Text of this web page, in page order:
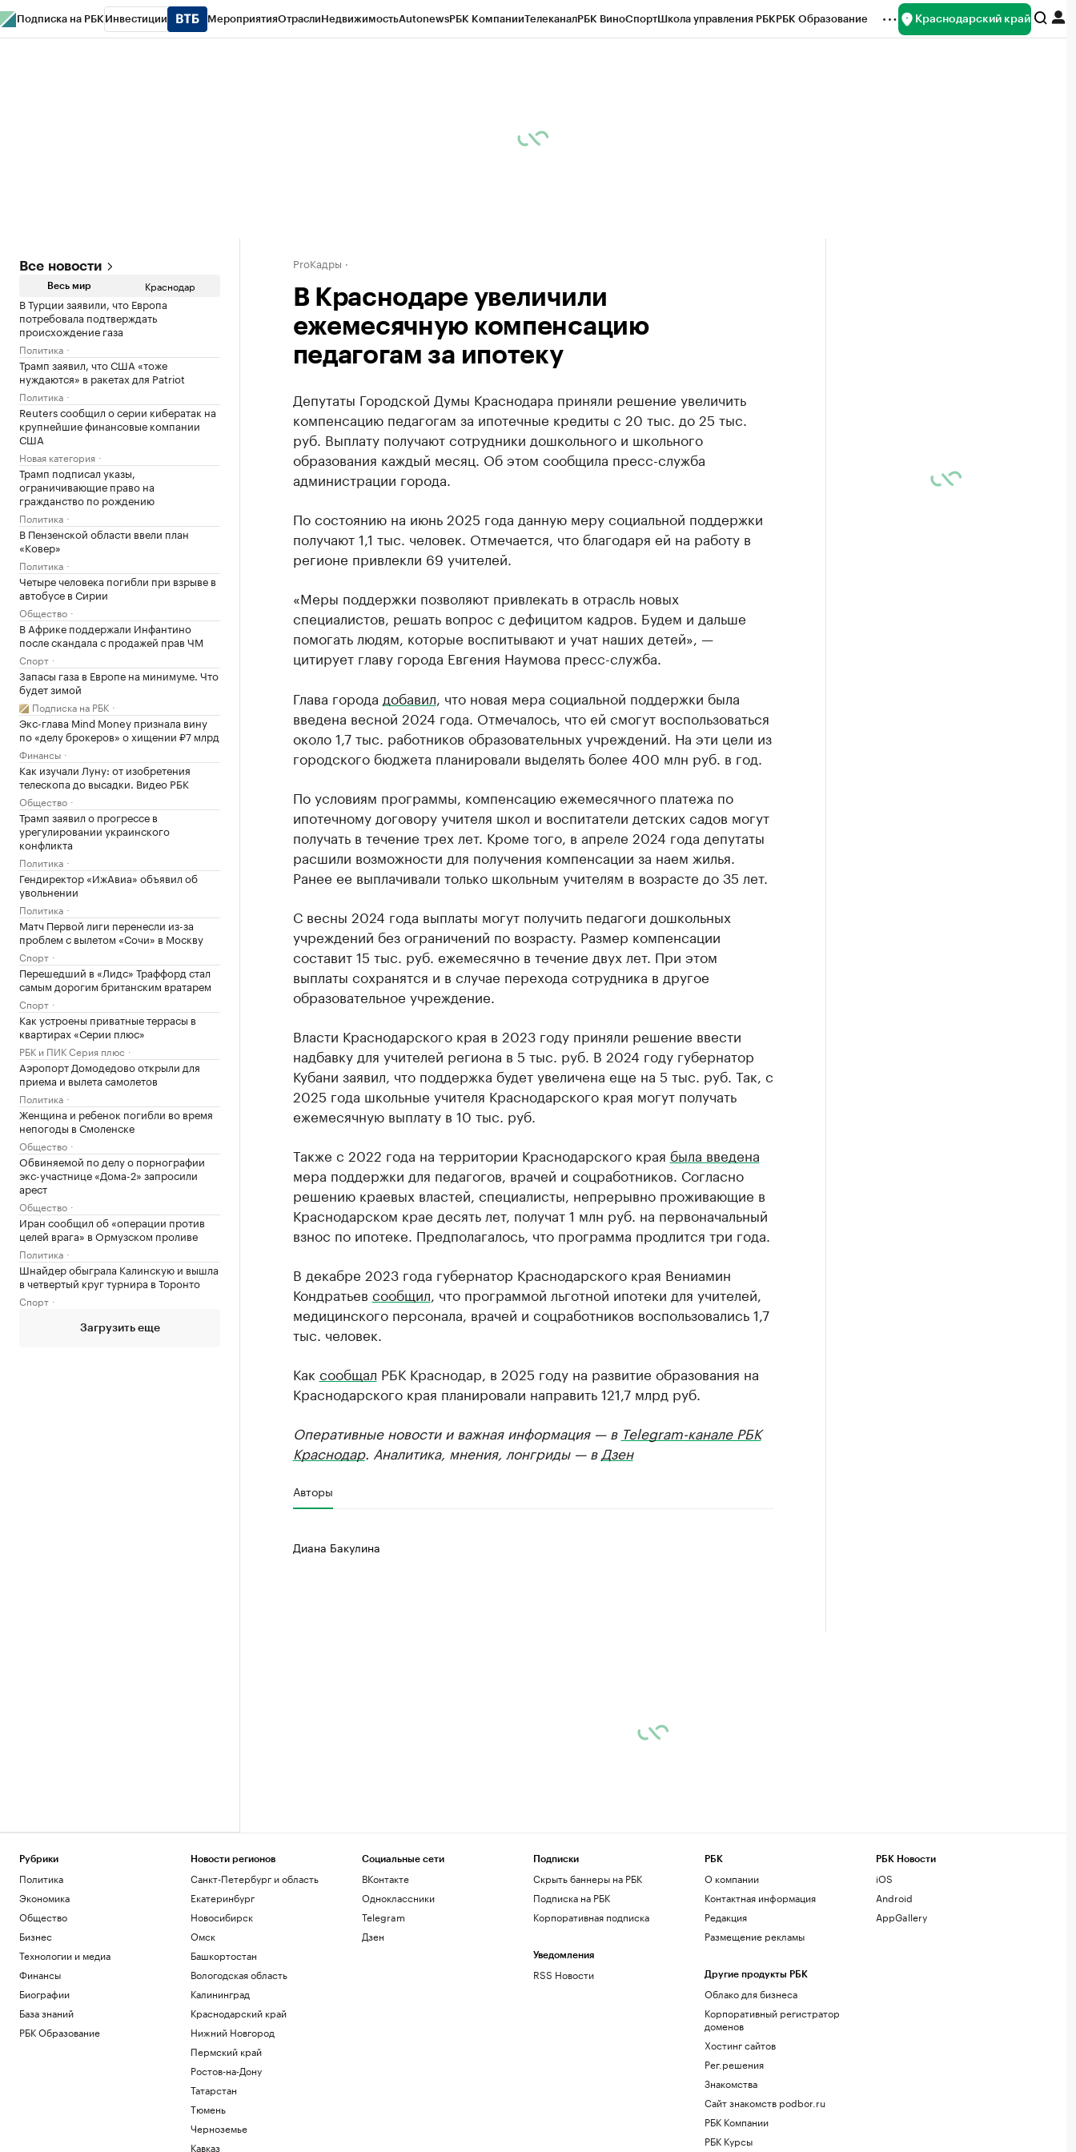
Подписка на РБК Инвестиции МероприятияОтраслиНедвижимостьAutonewsРБК КомпанииТелеканалРБК ВиноСпортШкола управления РБКРБК Образование Краснодарский край
Все новости
Весь мир Краснодар
В Турции заявили, что Европа
потребовала подтверждать
происхождение газа
Политика
Трамп заявил, что США «тоже
нуждаются» в ракетах для Patriot
Политика
Reuters сообщил о серии кибератак на
крупнейшие финансовые компании
США
Новая категория
Трамп подписал указы,
ограничивающие право на
гражданство по рождению
Политика
В Пензенской области ввели план
«Ковер»
Политика
Четыре человека погибли при взрыве в
автобусе в Сирии
Общество
В Африке поддержали Инфантино
после скандала с продажей прав ЧМ
Спорт
Запасы газа в Европе на минимуме. Что
будет зимой
Подписка на РБК
Экс-глава Mind Money признала вину
по «делу брокеров» о хищении ₽7 млрд
Финансы
Как изучали Луну: от изобретения
телескопа до высадки. Видео РБК
Общество
Трамп заявил о прогрессе в
урегулировании украинского
конфликта
Политика
Гендиректор «ИжАвиа» объявил об
увольнении
Политика
Матч Первой лиги перенесли из-за
проблем с вылетом «Сочи» в Москву
Спорт
Перешедший в «Лидс» Траффорд стал
самым дорогим британским вратарем
Спорт
Как устроены приватные террасы в
квартирах «Серии плюс»
РБК и ПИК Серия плюс
Аэропорт Домодедово открыли для
приема и вылета самолетов
Политика
Женщина и ребенок погибли во время
непогоды в Смоленске
Общество
Обвиняемой по делу о порнографии
экс-участнице «Дома-2» запросили
арест
Общество
Иран сообщил об «операции против
целей врага» в Ормузском проливе
Политика
Шнайдер обыграла Калинскую и вышла
в четвертый круг турнира в Торонто
Спорт
Загрузить еще
ProКадры
В Краснодаре увеличили
ежемесячную компенсацию
педагогам за ипотеку
Депутаты Городской Думы Краснодара приняли решение увеличить
компенсацию педагогам за ипотечные кредиты с 20 тыс. до 25 тыс.
руб. Выплату получают сотрудники дошкольного и школьного
образования каждый месяц. Об этом сообщила пресс-служба
администрации города.
По состоянию на июнь 2025 года данную меру социальной поддержки
получают 1,1 тыс. человек. Отмечается, что благодаря ей на работу в
регионе привлекли 69 учителей.
«Меры поддержки позволяют привлекать в отрасль новых
специалистов, решать вопрос с дефицитом кадров. Будем и дальше
помогать людям, которые воспитывают и учат наших детей», —
цитирует главу города Евгения Наумова пресс-служба.
Глава города добавил , что новая мера социальной поддержки была
введена весной 2024 года. Отмечалось, что ей смогут воспользоваться
около 1,7 тыс. работников образовательных учреждений. На эти цели из
городского бюджета планировали выделять более 400 млн руб. в год.
По условиям программы, компенсацию ежемесячного платежа по
ипотечному договору учителя школ и воспитатели детских садов могут
получать в течение трех лет. Кроме того, в апреле 2024 года депутаты
расшили возможности для получения компенсации за наем жилья.
Ранее ее выплачивали только школьным учителям в возрасте до 35 лет.
С весны 2024 года выплаты могут получить педагоги дошкольных
учреждений без ограничений по возрасту. Размер компенсации
составит 15 тыс. руб. ежемесячно в течение двух лет. При этом
выплаты сохранятся и в случае перехода сотрудника в другое
образовательное учреждение.
Власти Краснодарского края в 2023 году приняли решение ввести
надбавку для учителей региона в 5 тыс. руб. В 2024 году губернатор
Кубани заявил, что поддержка будет увеличена еще на 5 тыс. руб. Так, с
2025 года школьные учителя Краснодарского края могут получать
ежемесячную выплату в 10 тыс. руб.
Также с 2022 года на территории Краснодарского края была введена
мера поддержки для педагогов, врачей и соцработников. Согласно
решению краевых властей, специалисты, непрерывно проживающие в
Краснодарском крае десять лет, получат 1 млн руб. на первоначальный
взнос по ипотеке. Предполагалось, что программа продлится три года.
В декабре 2023 года губернатор Краснодарского края Вениамин
Кондратьев сообщил , что программой льготной ипотеки для учителей,
медицинского персонала, врачей и соцработников воспользовались 1,7
тыс. человек.
Как сообщал РБК Краснодар, в 2025 году на развитие образования на
Краснодарского края планировали направить 121,7 млрд руб.
Оперативные новости и важная информация — в Telegram-канале РБК
Краснодар. Аналитика, мнения, лонгриды — в Дзен
Авторы
Диана Бакулина
Рубрики
Политика
Экономика
Общество
Бизнес
Технологии и медиа
Финансы
Биографии
База знаний
РБК Образование
Новости регионов
Санкт-Петербург и область
Екатеринбург
Новосибирск
Омск
Башкортостан
Вологодская область
Калининград
Краснодарский край
Нижний Новгород
Пермский край
Ростов-на-Дону
Татарстан
Тюмень
Черноземье
Кавказ
Социальные сети
ВКонтакте
Одноклассники
Telegram
Дзен
Подписки
Скрыть баннеры на РБК
Подписка на РБК
Корпоративная подписка
Уведомления
RSS Новости
РБК
О компании
Контактная информация
Редакция
Размещение рекламы
Другие продукты РБК
Облако для бизнеса
Корпоративный регистратор
доменов
Хостинг сайтов
Рег.решения
Знакомства
Сайт знакомств podbor.ru
РБК Компании
РБК Курсы
РБК Новости
iOS
Android
AppGallery